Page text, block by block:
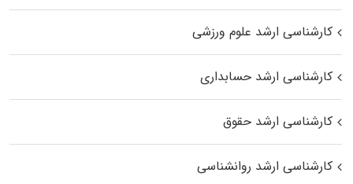
کارشناسی ارشد علوم ورزشی
کارشناسی ارشد حسابداری
کارشناسی ارشد حقوق
کارشناسی ارشد روانشناسی